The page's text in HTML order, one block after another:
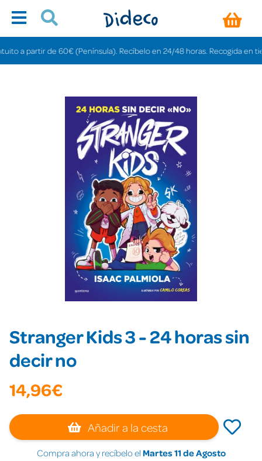
partir de 60€ (Península). Recíbelo en 24/48 horas. Recogida en
Stranger Kids 3 - 24 horas sin
decir no
14,96€
Añadir a la cesta
Compra ahora y recíbelo el Martes 11 de Agosto